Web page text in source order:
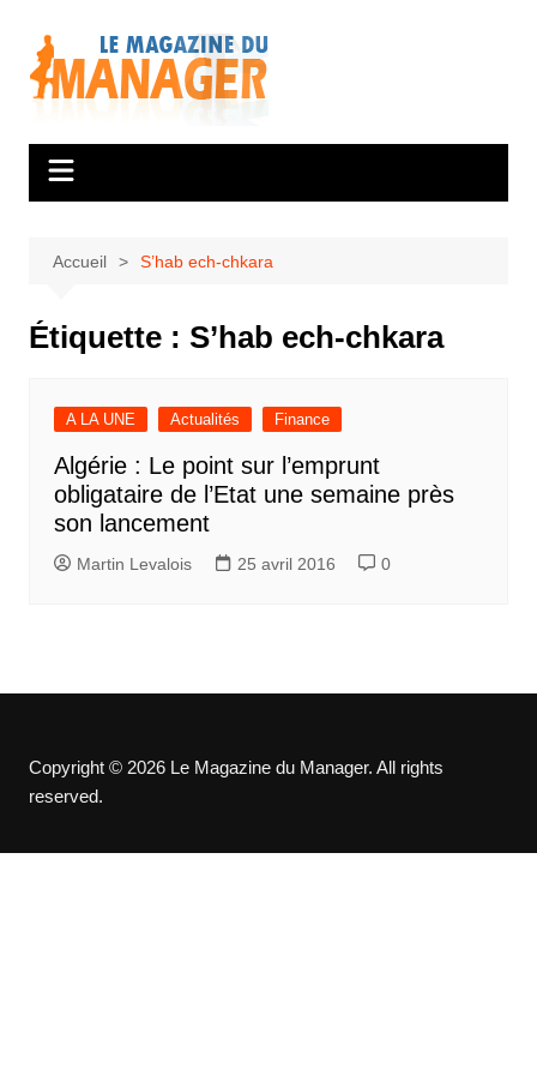
contenu
Accueil S’hab ech-chkara
Étiquette : S’hab ech-chkara
A LA UNE Actualités Finance
Algérie : Le point sur l’emprunt
obligataire de l’Etat une semaine près
son lancement
Martin Levalois 25 avril 2016 0
Copyright © 2026 Le Magazine du Manager. All rights
reserved.